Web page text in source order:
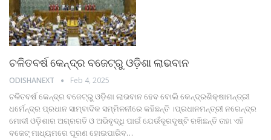
ଚଳିତବର୍ଷ କେନ୍ଦ୍ର ବଜେଟ୍‍ରୁ ଓଡ଼ିଶା ଲାଭବାନ
ODISHANEXT Feb 4, 2025
ଚଳିତବର୍ଷ କେନ୍ଦ୍ର ବଜେଟ୍‍ରୁ ଓଡ଼ିଶା ଲାଭବାନ ହେବ ବୋଲି କେନ୍ଦ୍ରଶିକ୍ଷାମନ୍ତ୍ରୀ
ଧର୍ମେନ୍ଦ୍ର ପ୍ରଧାନ ସାମ୍ବାଦିକ ସମ୍ମିଳନୀରେ କହିଛନ୍ତି ।ପ୍ରଧାନମନ୍ତ୍ରୀ ନରେନ୍ଦ୍ର
ମୋଦୀ ଓଡ଼ିଶାର ଅଗ୍ରଗତି ଓ ଅଭିବୃଦ୍ଧି ପାଇଁ ଯେଉଁଦୂରଦୃଷ୍ଟି ରଖିଛନ୍ତି ତାହା ଏହି
ବଜେଟ୍‍ ମାଧ୍ୟମରେ ପୂରଣ ହୋଇପାରିବ…